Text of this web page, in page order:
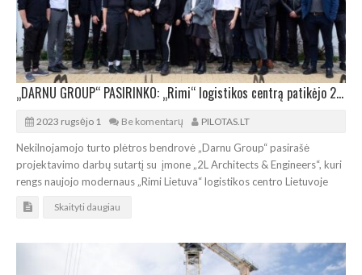
„DARNU GROUP“ PASIRINKO: „Rimi“ logistikos centrą patikėjo 2L architektams
2023 rugsėjo 1 Be komentarų PILOTAS.LT
Nekilnojamojo turto plėtros bendrovė „Darnu Group“ pasirašė
projektavimo darbų sutartį su įmone „2L Architects & Engineers“, kuri
rengs naujojo modernaus „Rimi Lietuva“ logistikos centro Lietuvoje
Skaityti daugiau